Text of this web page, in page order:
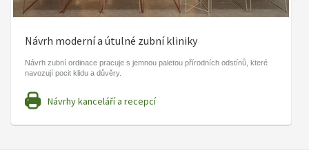
Návrh moderní a útulné zubní kliniky
Návrh zubní ordinace pracuje s jemnou paletou přírodních odstínů, které
navozují pocit klidu a důvěry.
Návrhy kanceláří a recepcí